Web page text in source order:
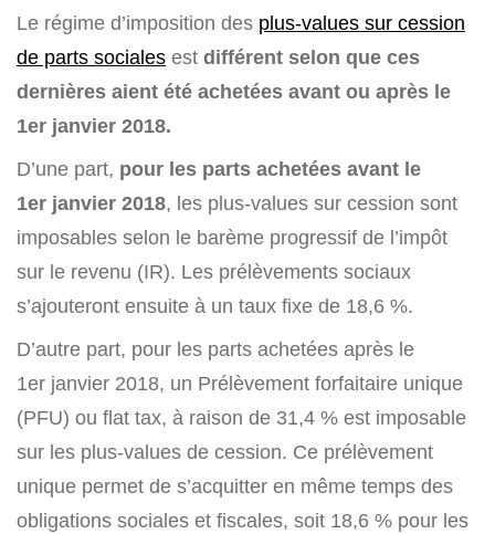
Le régime d’imposition des plus-values sur cession
de parts sociales est différent selon que ces
dernières aient été achetées avant ou après le
1er janvier 2018.
D’une part, pour les parts achetées avant le
1er janvier 2018, les plus-values sur cession sont
imposables selon le barème progressif de l’impôt
sur le revenu (IR). Les prélèvements sociaux
s’ajouteront ensuite à un taux fixe de 18,6 %.
D’autre part, pour les parts achetées après le
1er janvier 2018, un Prélèvement forfaitaire unique
(PFU) ou flat tax, à raison de 31,4 % est imposable
sur les plus-values de cession. Ce prélèvement
unique permet de s’acquitter en même temps des
obligations sociales et fiscales, soit 18,6 % pour les